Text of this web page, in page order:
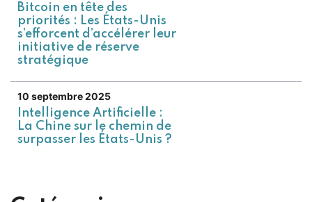
Bitcoin en tête des
priorités : Les États-Unis
s’efforcent d’accélérer leur
initiative de réserve
stratégique
10 septembre 2025
Intelligence Artificielle :
La Chine sur le chemin de
surpasser les États-Unis ?